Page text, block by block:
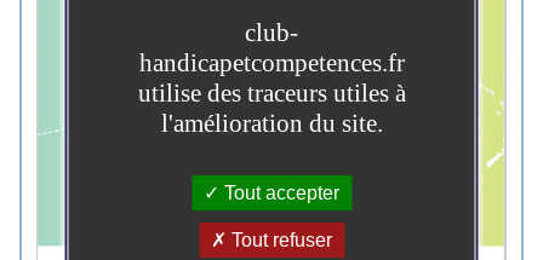
club-
handicapetcompetences.fr
utilise des traceurs utiles à
l'amélioration du site.
Tout accepter
Tout refuser